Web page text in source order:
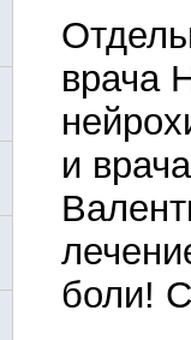
врача
и
боли!